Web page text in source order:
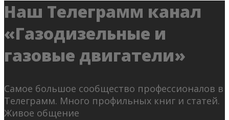
Наш Телеграмм канал
«Газодизельные и
газовые двигатели»
Самое большое сообщество профессионалов в
Телеграмм. Много профильных книг и статей.
Живое общение